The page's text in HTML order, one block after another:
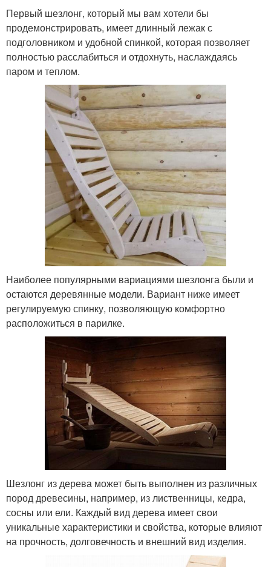
Первый шезлонг, который мы вам хотели бы
продемонстрировать, имеет длинный лежак с
подголовником и удобной спинкой, которая позволяет
полностью расслабиться и отдохнуть, наслаждаясь
паром и теплом.
Наиболее популярными вариациями шезлонга были и
остаются деревянные модели. Вариант ниже имеет
регулируемую спинку, позволяющую комфортно
расположиться в парилке.
Шезлонг из дерева может быть выполнен из различных
пород древесины, например, из лиственницы, кедра,
сосны или ели. Каждый вид дерева имеет свои
уникальные характеристики и свойства, которые влияют
на прочность, долговечность и внешний вид изделия.